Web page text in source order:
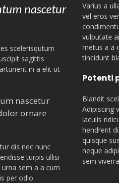
nascetur
scelerisqutum
sagittis
in a elit ut
nascetur
ornare
dis nec nunc
turpis ullisi
sem a a cum
per odio.
Varius a
vel eros
vulputate
metus a a
tincidunt
Potenti
Blandit
Adipiscing
iaculis
hendrerit
quisque
neque
sem